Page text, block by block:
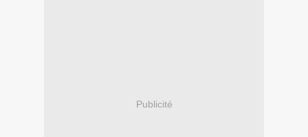
Publicité